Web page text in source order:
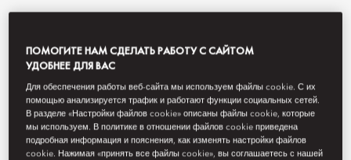
ПОМОГИТЕ НАМ СДЕЛАТЬ РАБОТУ С САЙТОМ
УДОБНЕЕ ДЛЯ ВАС
Для обеспечения работы веб-сайта мы используем файлы cookie. С их
помощью анализируется трафик и работают функции социальных сетей.
В разделе «Настройки файлов cookie» описаны файлы cookie, которые
мы используем. В политике в отношении файлов cookie приведена
подробная информация и пояснения, как изменять настройки файлов
cookie. Нажимая «принять все файлы cookie», вы соглашаетесь с нашей